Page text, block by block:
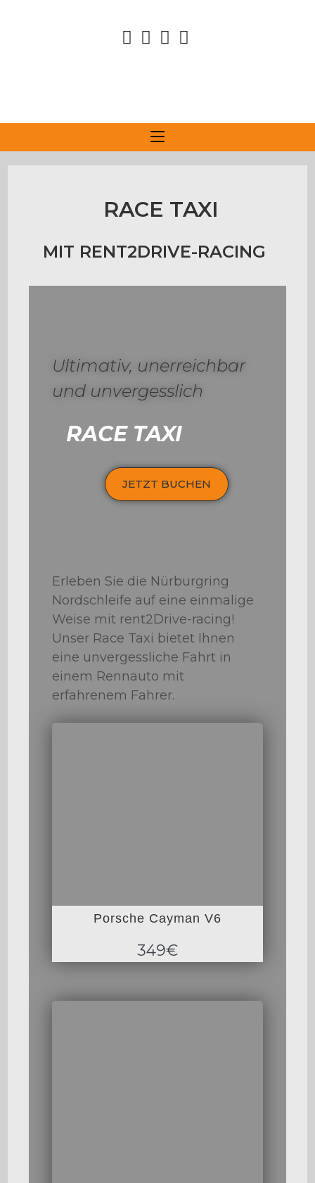
RACE TAXI
MIT RENT2DRIVE-RACING
Ultimativ, unerreichbar
und unvergesslich
RACE TAXI
JETZT BUCHEN
Erleben Sie die Nürburgring
Nordschleife auf eine einmalige
Weise mit rent2Drive-racing!
Unser Race Taxi bietet Ihnen
eine unvergessliche Fahrt in
einem Rennauto mit
erfahrenem Fahrer.
Porsche Cayman V6
349€